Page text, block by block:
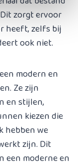
zorgt ervoor
heeft, zelfs bij
ook niet.
modern en
Ze zijn
en stijlen,
kiezen die
hebben we
zijn. Dit
een moderne en